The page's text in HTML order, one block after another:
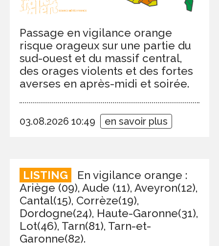
Passage en vigilance orange
risque orageux sur une partie du
sud-ouest et du massif central,
des orages violents et des fortes
averses en après-midi et soirée.
03.08.2026 10:49 en savoir plus
LISTING
En vigilance orange :
Ariège (09), Aude (11), Aveyron(12),
Cantal(15), Corrèze(19),
Dordogne(24), Haute-Garonne(31),
Lot(46), Tarn(81), Tarn-et-
Garonne(82).